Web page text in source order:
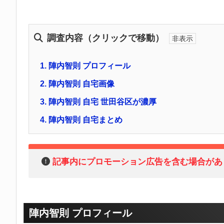
調査内容（クリックで移動）
1. 陣内智則 プロフィール
2. 陣内智則 自宅画像
3. 陣内智則 自宅 世田谷区が濃厚
4. 陣内智則 自宅まとめ
記事内にプロモーション広告を含む場合が
陣内智則 プロフィール